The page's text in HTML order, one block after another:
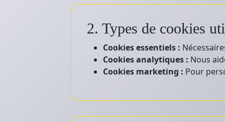
2. Types de cookies
Cookies essentiels :
Cookies analytiques : Nous
Cookies marketing : Pour